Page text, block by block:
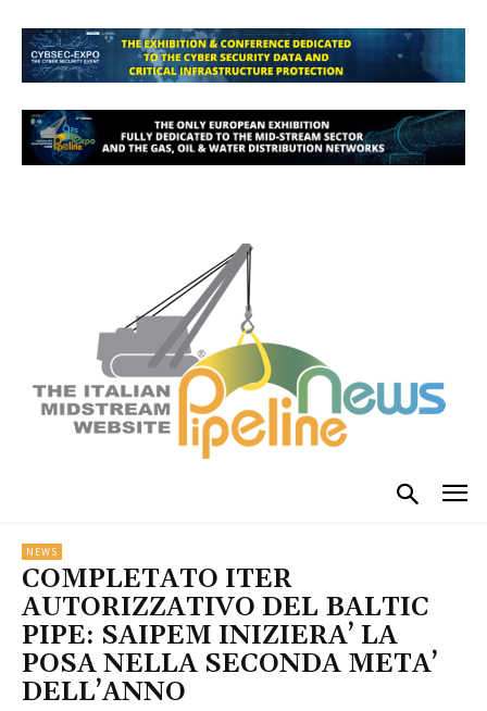
NEWS
COMPLETATO ITER
AUTORIZZATIVO DEL BALTIC
PIPE: SAIPEM INIZIERA’ LA
POSA NELLA SECONDA META’
DELL’ANNO